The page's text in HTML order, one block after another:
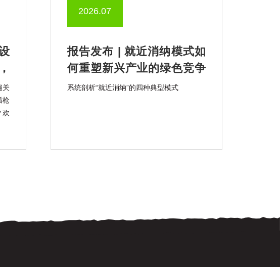
关
枪
欢
2026.07
报告发布 | 就近消纳模式如
何重塑新兴产业的绿色竞争
力？
系统剖析“就近消纳”的四种典型模式